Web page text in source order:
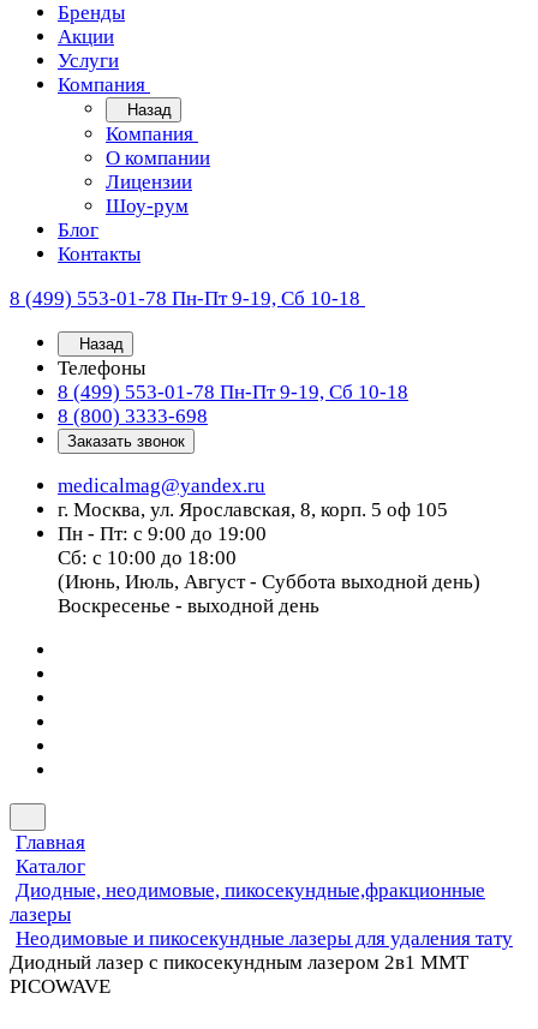
Бренды
Акции
Услуги
Компания
Назад
Компания
О компании
Лицензии
Шоу-рум
Блог
Контакты
8 (499) 553-01-78 Пн-Пт 9-19, Сб 10-18
Назад
Телефоны
8 (499) 553-01-78 Пн-Пт 9-19, Сб 10-18
8 (800) 3333-698
Заказать звонок
medicalmag@yandex.ru
г. Москва, ул. Ярославская, 8, корп. 5 оф 105
Пн - Пт: с 9:00 до 19:00
Сб: с 10:00 до 18:00
(Июнь, Июль, Август - Суббота выходной день)
Воскресенье - выходной день
Главная
Каталог
Диодные, неодимовые, пикосекундные,фракционные
лазеры
Неодимовые и пикосекундные лазеры для удаления тату
Диодный лазер с пикосекундным лазером 2в1 MMT
PICOWAVE